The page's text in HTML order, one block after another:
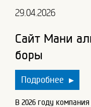
29.04.2026
Сайт Мани
боры
Подробнее ▶
В 2026 году